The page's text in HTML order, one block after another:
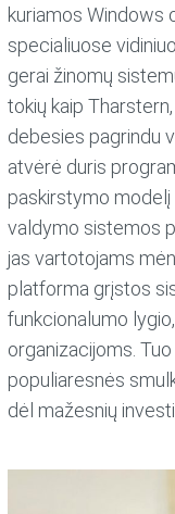
kuriamos Windows
specialiuose
gerai žinomų
tokių kaip
debesies pagrindu
atvėrė duris
paskirstymo modelį
valdymo sistemos
jas vartotojams
platforma grįstos
funkcionalumo
organizacijoms.
populiaresnės
dėl mažesnių